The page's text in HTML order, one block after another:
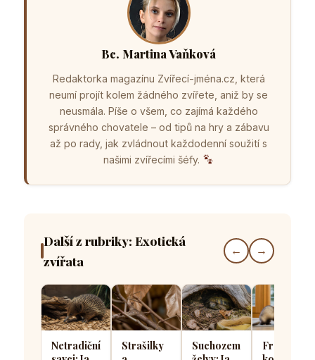
Bc. Martina Vaňková
Redaktorka magazínu Zvířecí-jména.cz, která
neumí projít kolem žádného zvířete, aniž by se
neusmála. Píše o všem, co zajímá každého
správného chovatele – od tipů na hry a zábavu
až po rady, jak zvládnout každodenní soužití s
našimi zvířecími šéfy.
Další z rubriky: Exotická
zvířata
← →
Netradiční
Strašilky
Suchozemské
Fretka vs.